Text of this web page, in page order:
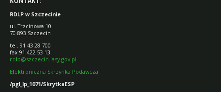
RDLP w Szczecinie
ul. Trzcinowa 10
70-893 Szczecin
tel. 91 43 28 700
fax 91 422 53 13
rdlp@szczecin.lasy.gov.pl
Elektroniczna Skrzynka Podawcza
/pgl_lp_1071/SkrytkaESP